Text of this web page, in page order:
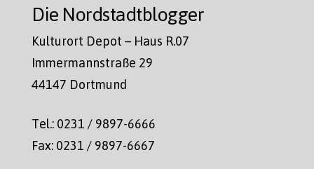
Die Nordstadtblogger
Kulturort Depot – Haus R.07
Immermannstraße 29
44147 Dortmund
Tel.: 0231 / 9897-6666
Fax: 0231 / 9897-6667